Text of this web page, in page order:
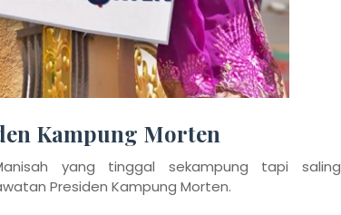
Kampung Morten
yang tinggal sekampung tapi saling
Presiden Kampung Morten.